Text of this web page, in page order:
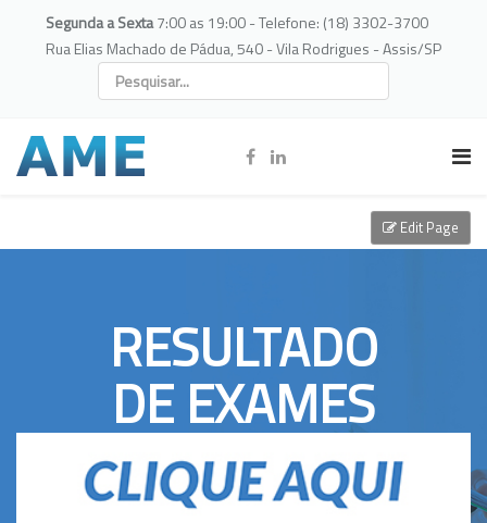
Segunda a Sexta7:00 as 19:00 - Telefone: (18) 3302-3700
Rua Elias Machado de Pádua, 540 - Vila Rodrigues - Assis/SP
RESULTADO
DE EXAMES
Edit Page